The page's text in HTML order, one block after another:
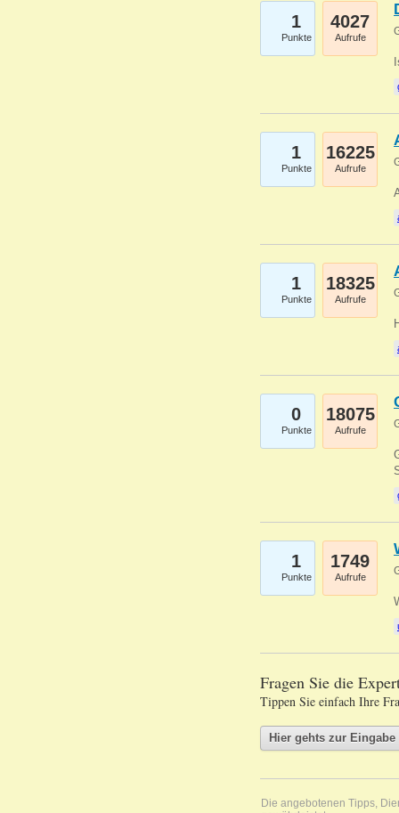
1
Punkte
4027
Aufrufe
1
Punkte
16225
Aufrufe
1
Punkte
18325
Aufrufe
0
Punkte
18075
Aufrufe
1
Punkte
1749
Aufrufe
Fragen Sie die
Tippen Sie einfach Ihre
Die angebotenen Tipps,